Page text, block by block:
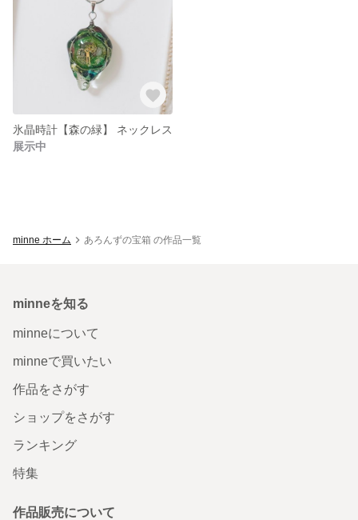
氷晶時計【森の緑】 ネックレス
展示中
minne ホーム あろんずの宝箱 の作品一覧
minneを知る
minneについて
minneで買いたい
作品をさがす
ショップをさがす
ランキング
特集
作品販売について